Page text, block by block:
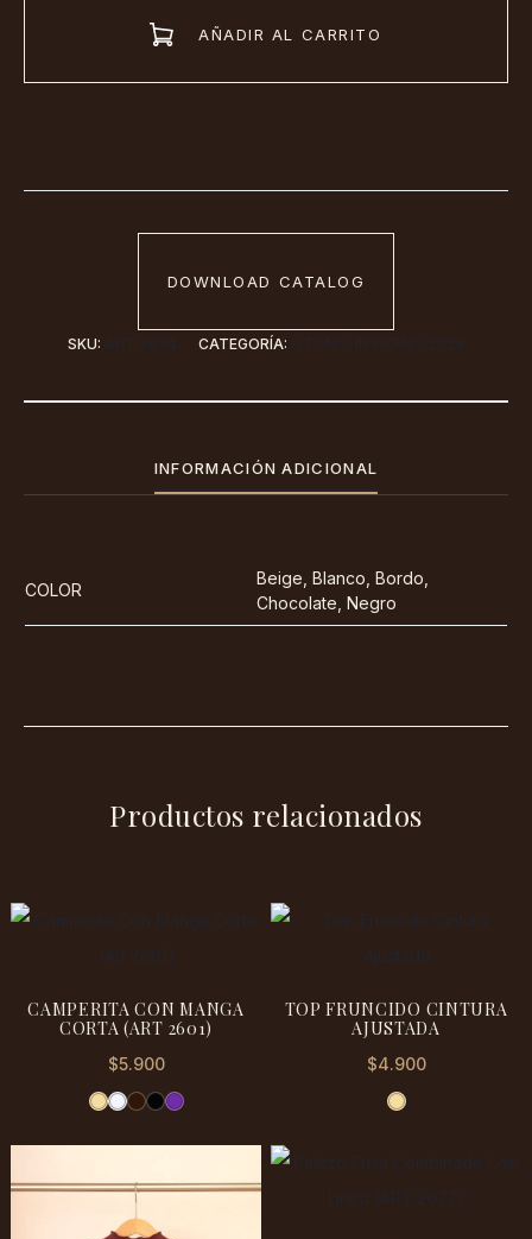
AÑADIR AL CARRITO
DOWNLOAD CATALOG
SKU: CATEGORÍA:
INFORMACIÓN ADICIONAL
COLOR
Beige, Blanco, Bordo,
Chocolate, Negro
Productos relacionados
CAMPERITA CON MANGA
CORTA (ART 2601)
$5.900
TOP FRUNCIDO CINTURA
AJUSTADA
$4.900